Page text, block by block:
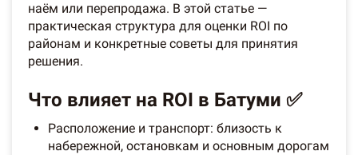
наём или перепродажа. В этой статье —
практическая структура для оценки ROI по
районам и конкретные советы для принятия
решения.
Что влияет на ROI в Батуми ✅
Расположение и транспорт: близость к
набережной, остановкам и основным дорогам